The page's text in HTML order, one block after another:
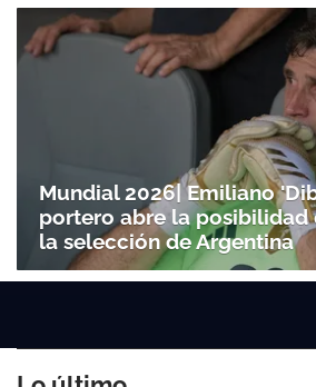
Mundial 2026| Emiliano
portero abre la posibilidad
la selección de Argentina